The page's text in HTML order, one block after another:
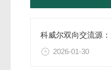
2026-01-30